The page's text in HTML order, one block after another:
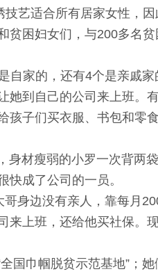
艺适合所有居家女性，
贫困妇女们，与200多名
家的，还有4个是亲戚家
她到自己的公司来上班。
子们买衣服、书包和零
材瘦弱的小罗一次背两
成了公司的一员。
身边没有亲人，靠每月
上班，还给他买社保。
巾帼脱贫示范基地”；她